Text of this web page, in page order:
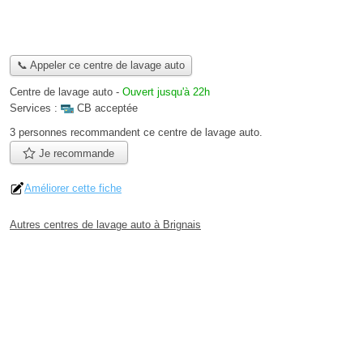
📞 Appeler ce centre de lavage auto
Centre de lavage auto - Ouvert jusqu'à 22h
Services :
CB acceptée
3 personnes recommandent ce centre de lavage auto.
Je recommande
Améliorer cette fiche
Autres centres de lavage auto à Brignais